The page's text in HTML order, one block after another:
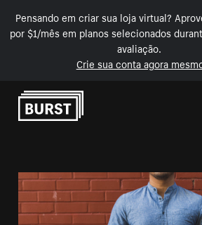
Pensando em criar sua loja virtual?
por $1/mês em planos selecionados
avaliação.
Crie sua conta agora
Pular para o conteúdo